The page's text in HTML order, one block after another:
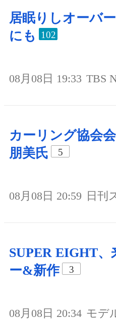
居眠りしオーバ
にも
102
08月08日 19:33 TBS
カーリング協会
朋美氏
5
08月08日 20:59 日刊
SUPER EIGHT、
ー&新作
3
08月08日 20:34 モデ